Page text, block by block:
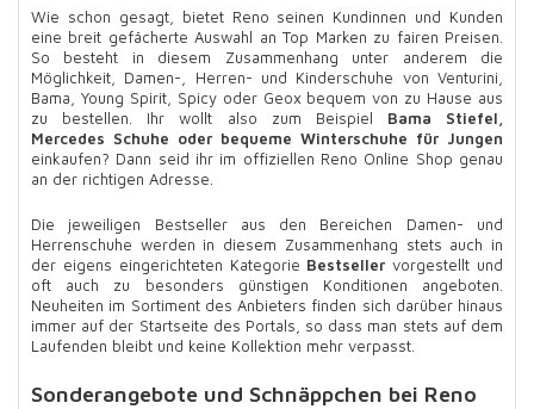
Wie schon gesagt, bietet Reno seinen Kundinnen und Kunden
eine breit gefächerte Auswahl an Top Marken zu fairen Preisen.
So besteht in diesem Zusammenhang unter anderem die
Möglichkeit, Damen-, Herren- und Kinderschuhe von Venturini,
Bama, Young Spirit, Spicy oder Geox bequem von zu Hause aus
zu bestellen. Ihr wollt also zum Beispiel Bama Stiefel,
Mercedes Schuhe oder bequeme Winterschuhe für Jungen
einkaufen? Dann seid ihr im offiziellen Reno Online Shop genau
an der richtigen Adresse.
Die jeweiligen Bestseller aus den Bereichen Damen- und
Herrenschuhe werden in diesem Zusammenhang stets auch in
der eigens eingerichteten Kategorie Bestseller vorgestellt und
oft auch zu besonders günstigen Konditionen angeboten.
Neuheiten im Sortiment des Anbieters finden sich darüber hinaus
immer auf der Startseite des Portals, so dass man stets auf dem
Laufenden bleibt und keine Kollektion mehr verpasst.
Sonderangebote und Schnäppchen bei Reno